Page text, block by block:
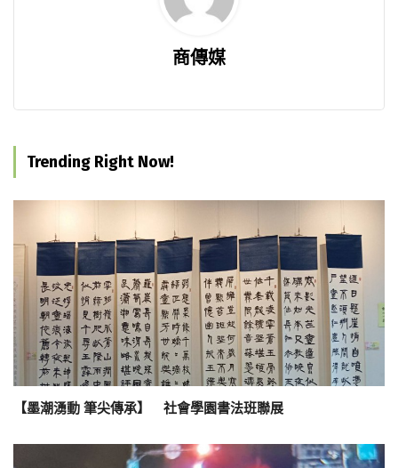
商傳媒
Trending Right Now!
【墨潮湧動 筆尖傳承】 社會學園書法班聯展